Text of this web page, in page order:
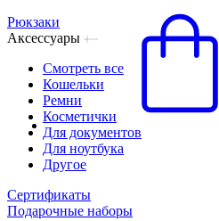
Рюкзаки
Аксессуары
Смотреть все
Кошельки
Ремни
Косметички
Для документов
Для ноутбука
Другое
Сертификаты
Подарочные наборы